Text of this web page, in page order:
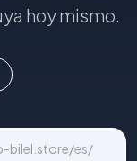
hoy mismo.
bilel.store/es/